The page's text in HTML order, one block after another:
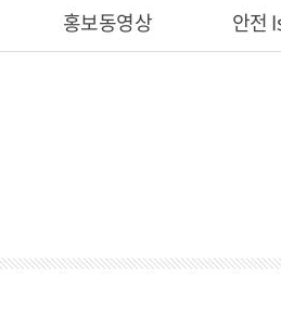
홍보동영상
안전 Issue
홍보동영상 안전